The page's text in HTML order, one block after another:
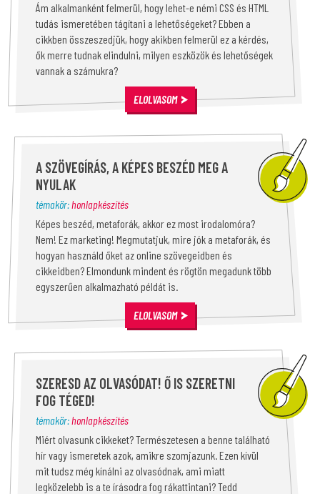
Ám alkalmanként felmerül, hogy lehet-e némi CSS és HTML
tudás ismeretében tágítani a lehetőségeket? Ebben a
cikkben összeszedjük, hogy akikben felmerül ez a kérdés,
ők merre tudnak elindulni, milyen eszközök és lehetőségek
vannak a számukra?
ELOLVASOM
A SZÖVEGÍRÁS, A KÉPES BESZÉD MEG A
NYULAK
témakör:honlapkészítés
Képes beszéd, metaforák, akkor ez most irodalomóra?
Nem! Ez marketing! Megmutatjuk, mire jók a metaforák, és
hogyan használd őket az online szövegeidben és
cikkeidben? Elmondunk mindent és rögtön megadunk több
egyszerűen alkalmazható példát is.
ELOLVASOM
SZERESD AZ OLVASÓDAT! Ő IS SZERETNI
FOG TÉGED!
témakör:honlapkészítés
Miért olvasunk cikkeket? Természetesen a benne található
hír vagy ismeretek azok, amikre szomjazunk. Ezen kívül
mit tudsz még kínálni az olvasódnak, ami miatt
legközelebb is a te írásodra fog rákattintani? Tedd